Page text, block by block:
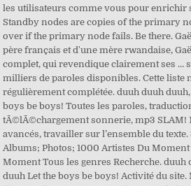
les utilisateurs comme vous pour enrichir
Standby nodes are copies of the primary
over if the primary node fails. Be there.
père français et d'une mère rwandaise,
complet, qui revendique clairement ses …
milliers de paroles disponibles. Cette liste
régulièrement complétée. duuh duuh
boys be boys! Toutes les paroles,
tÃ©lÃ©chargement sonnerie, mp3 SLAM!
avancés, travailler sur l’ensemble du texte.
Albums; Photos; 1000 Artistes Du
Moment Tous les genres Recherche. duuh
duuh Let the boys be boys! Activité du site.